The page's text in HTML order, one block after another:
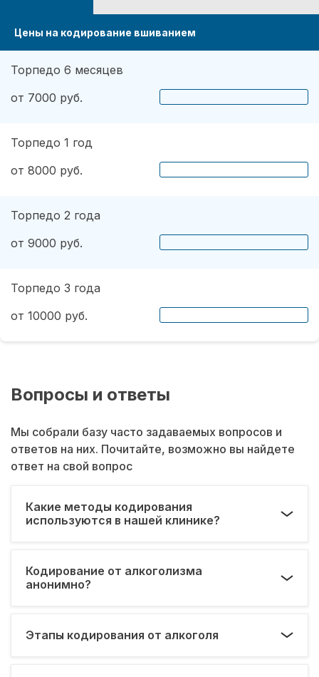
Цены на кодирование вшиванием
Торпедо 6 месяцев
от 7000 руб.
Торпедо 1 год
от 8000 руб.
Торпедо 2 года
от 9000 руб.
Торпедо 3 года
от 10000 руб.
Вопросы и ответы
Мы собрали базу часто задаваемых вопросов и
ответов на них. Почитайте, возможно вы найдете
ответ на свой вопрос
Какие методы кодирования
используются в нашей клинике?
Кодирование от алкоголизма
анонимно?
Этапы кодирования от алкоголя